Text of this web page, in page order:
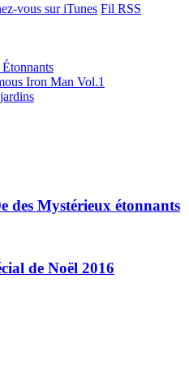
vous sur iTunes Fil RSS
Iron Man Vol.1
des Mystérieux étonnants
de Noël 2016